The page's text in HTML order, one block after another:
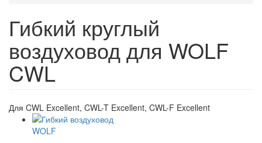
Гибкий круглый
воздуховод для WOLF
CWL
Для CWL Excellent, CWL-T Excellent, CWL-F Excellent